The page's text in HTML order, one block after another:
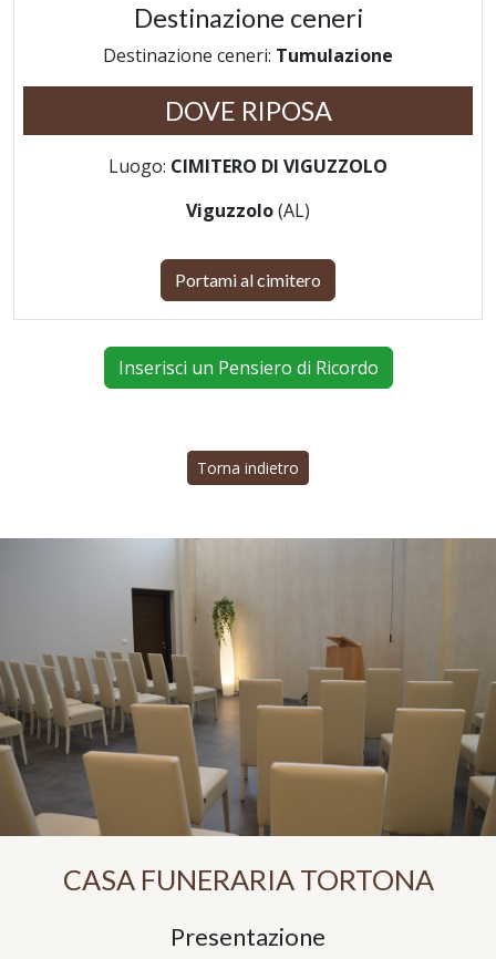
Destinazione ceneri
Destinazione ceneri: Tumulazione
DOVE RIPOSA
Luogo: CIMITERO DI VIGUZZOLO
Viguzzolo(AL)
Portami al cimitero
Inserisci un Pensiero di Ricordo
Torna indietro
CASA FUNERARIA TORTONA
Presentazione